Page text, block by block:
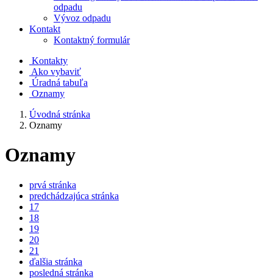
odpadu
Vývoz odpadu
Kontakt
Kontaktný formulár
Kontakty
Ako vybaviť
Úradná tabuľa
Oznamy
Úvodná stránka
Oznamy
Oznamy
prvá stránka
predchádzajúca stránka
17
18
19
20
21
ďalšia stránka
posledná stránka